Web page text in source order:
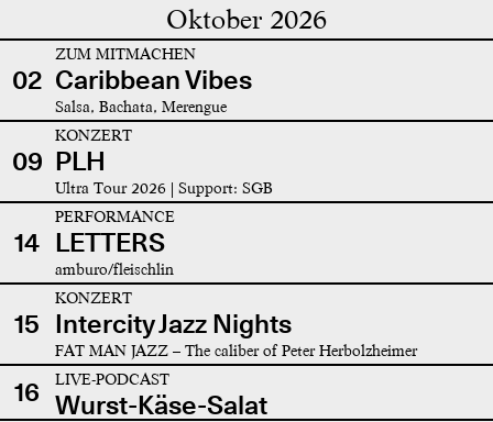
Oktober 2026
02
ZUM MITMACHEN
Caribbean Vibes
Salsa, Bachata, Merengue
09
KONZERT
PLH
Ultra Tour 2026 | Support: SGB
14
PERFORMANCE
LETTERS
amburo/fleischlin
15
KONZERT
Intercity Jazz Nights
FAT MAN JAZZ – The caliber of Peter Herbolzheimer
16 LIVE-PODCAST
Wurst-Käse-Salat